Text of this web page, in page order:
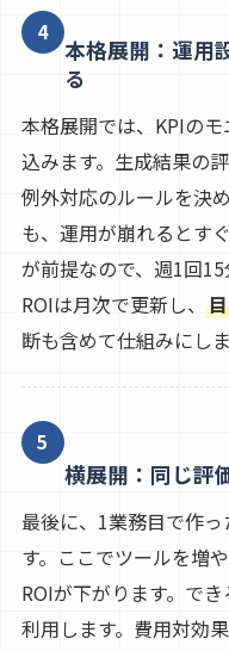
4
本格展開：運用
る
本格展開では、KPIの
込みます。生成結果の
例外対応のルールを決
も、運用が崩れるとす
が前提なので、週1回
ROIは月次で更新し、
断も含めて仕組みにしま
5
横展開：同じ評
最後に、1業務目で作
す。ここでツールを増
ROIが下がります。で
利用します。費用対効